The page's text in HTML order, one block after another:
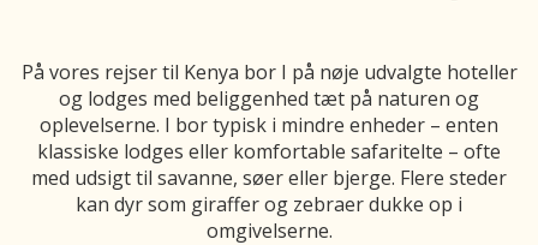
På vores rejser til Kenya bor I på nøje udvalgte hoteller
og lodges med beliggenhed tæt på naturen og
oplevelserne. I bor typisk i mindre enheder – enten
klassiske lodges eller komfortable safaritelte – ofte
med udsigt til savanne, søer eller bjerge. Flere steder
kan dyr som giraffer og zebraer dukke op i
omgivelserne.